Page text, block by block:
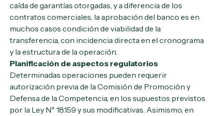
caída de garantías otorgadas, y a diferencia de los
contratos comerciales, la aprobación del banco es en
muchos casos condición de viabilidad de la
transferencia, con incidencia directa en el cronograma
y la estructura de la operación.
Planificación de aspectos regulatorios
Determinadas operaciones pueden requerir
autorización previa de la Comisión de Promoción y
Defensa de la Competencia, en los supuestos previstos
por la Ley Nº 18.159 y sus modificativas. Asimismo, en